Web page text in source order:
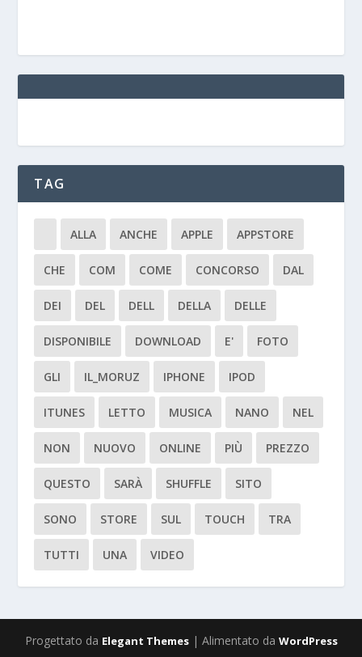
TAG
ALLA ANCHE APPLE APPSTORE
CHE COM COME CONCORSO DAL
DEI DEL DELL DELLA DELLE
DISPONIBILE DOWNLOAD E' FOTO
GLI IL_MORUZ IPHONE IPOD
ITUNES LETTO MUSICA NANO NEL
NON NUOVO ONLINE PIÙ PREZZO
QUESTO SARÀ SHUFFLE SITO
SONO STORE SUL TOUCH TRA
TUTTI UNA VIDEO
Progettato da Elegant Themes| Alimentato da WordPress